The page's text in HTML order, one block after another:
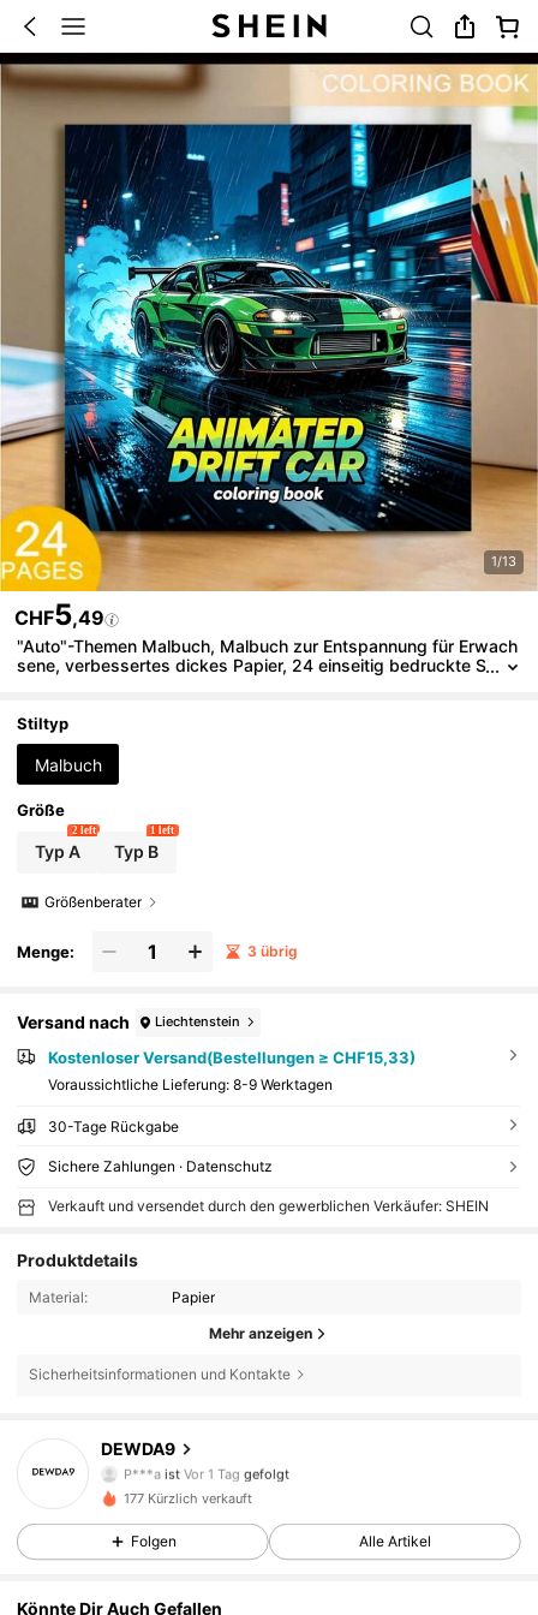
1/13
CHF5,49
"Auto"-Themen Malbuch, Malbuch zur Entspannung für Erwach
sene, verbessertes dickes Papier, 24 einseitig bedruckte S
entinstag, Neujahr und Geburtstag, Malbuch für Erwachsene, p
erfektes Geschenk für Auto-Enthusiasten, kann Stress und Em
otionen lindern, kreatives Design, exquisite Illustrationen, Auto
s, Rennsport
Stiltyp
Malbuch
Größe
Typ A
2 left
Typ B
1 left
Größenberater
Menge: 3 übrig
Versand nach Liechtenstein
Kostenloser Versand(Bestellungen ≥ CHF15,33)
Voraussichtliche Lieferung: 8-9 Werktagen
30-Tage Rückgabe
Sichere Zahlungen · Datenschutz
Verkauft und versendet durch den gewerblichen Verkäufer: SHEIN
Produktdetails
Material: Papier
Mehr anzeigen
Sicherheitsinformationen und Kontakte
DEWDA9
5,00
3 Follower
P***aist Vor 1 Tag gefolgt
5,00
3 Follower
177 Kürzlich verkauft
Folgen Alle Artikel
Könnte Dir Auch Gefallen